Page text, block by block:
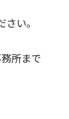
い。
所まで